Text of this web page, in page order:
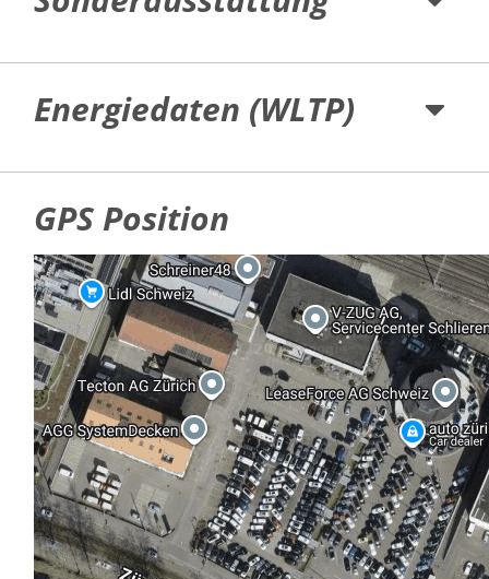
Energiedaten (WLTP)
GPS Position